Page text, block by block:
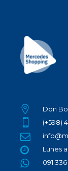
Don
(+598)
Lunes
091